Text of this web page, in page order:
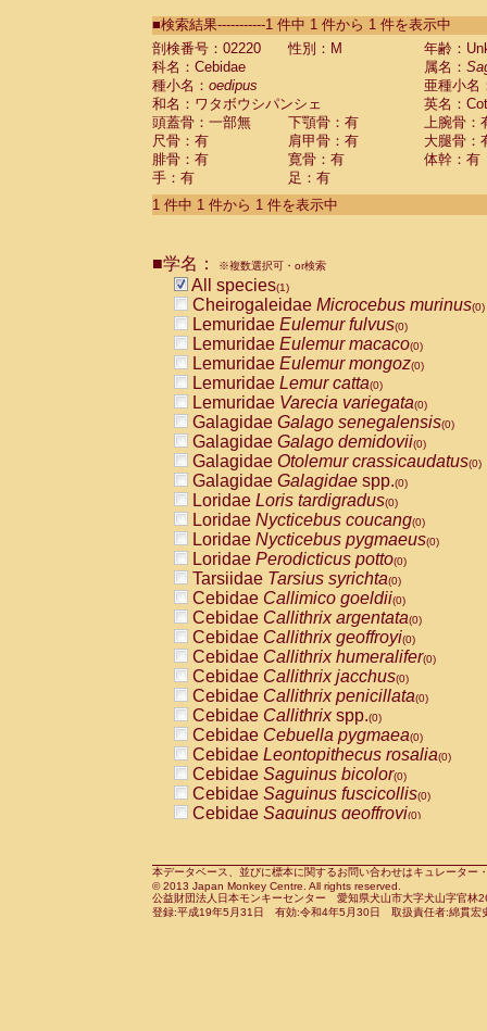
CebidaeSaguinus labiatus(0)
Cebidae Saguinus leucopus (0)
Cebidae
Cebidae
CebidaeSaguinus nigricollis (0)
Cebidae Saguinus oedipus
Cebidae Saguinus weddelli
Cebidae Saguinusspp.
Cebidae Aotus trivirgatus
Cebidae Cebus albifrons
CebidaeCebus nigrivittatus
CebidaeCebus
CebidaeSaimiri boliviensis(0)
CebidaeSaimiri sciureus(0)
AtelidaeAlouatta caraya(0)
AtelidaeAlouatta fusca(0)
AtelidaeAlouatta seniculus
AtelidaeAlouattaspp.(0)
AtelidaeAteles belzebuth(0)
AtelidaeAteles geoffroyi(0)
AtelidaeAteles paniscus(0)
AtelidaeAtelesspp.(0)
Atelidae Lagothrix lagothricha
AtelidaeLagothrix lagothricha cana
PitheciidaeCacajao calvus
PitheciidaeCallicebus cupreus
PitheciidaeCallicebus donacophilus
PitheciidaeCallicebus moloch
PitheciidaeCallicebus torquatus
PitheciidaeCallicebusspp.(0)
PitheciidaeChiropotes satanas(0)
PitheciidaePithecia monachus
PitheciidaePithecia pithecia(0)
CercopithecidaeCercocebus agilis
CercopithecidaeCercocebus
CercopithecidaeCercocebus
CercopithecidaeCercocebus
CercopithecidaeCercocebus
CercopithecidaeCercocebushybrid
CercopithecidaePapio anubis(0)
CercopithecidaePapio cynocephalus
CercopithecidaePapio hamadryas(0)
■検索結果-----------1 件中 1 件から 1 件を表示中
剖検番号：02220
性別：M
年齢：
科名：Cebidae
属名：
種小名： oedipus
亜種小名
和名：ワタボウシパンシェ
英名：
頭蓋骨：一部無
下顎骨：有
上腕骨：
尺骨：有
肩甲骨：有
大腿骨：
腓骨：有
寛骨：有
体幹：有
手：有
足：有
1 件中 1 件から 1 件を表示中
■学名： ※複数選択可・or検索
All species(1)
Cheirogaleidae Microcebus murinus(0)
Lemuridae Eulemur fulvus(0)
Lemuridae Eulemur macaco(0)
Lemuridae Eulemur mongoz(0)
Lemuridae Lemur catta(0)
Lemuridae Varecia variegata(0)
Galagidae Galago senegalensis(0)
Galagidae Galago demidovii(0)
Galagidae Otolemur crassicaudatus(0)
Galagidae Galagidae spp.(0)
Loridae Loris tardigradus(0)
Loridae Nycticebus coucang(0)
Loridae Nycticebus pygmaeus(0)
Loridae Perodicticus potto(0)
Tarsiidae Tarsius syrichta(0)
Cebidae Callimico goeldii(0)
Cebidae Callithrix argentata(0)
Cebidae Callithrix geoffroyi(0)
Cebidae Callithrix humeralifer(0)
Cebidae Callithrix jacchus(0)
Cebidae Callithrix penicillata(0)
Cebidae Callithrixspp.(0)
Cebidae Cebuella pygmaea(0)
Cebidae Leontopithecus rosalia(0)
Cebidae Saguinus bicolor(0)
Cebidae Saguinus fuscicollis(0)
Cebidae Saguinus geoffroyi(0)
CebidaeSaguinus leucopus(0)
CebidaeSaguinus midas(0)
Cebidae Saguinus mystax(0)
本データベース、並びに標本に関するお問い合わせはキュレータ
© 2013 Japan Monkey Centre. All rights reserved.
公益財団法人日本モンキーセンター 愛知県犬山市大字犬山字官
登録:平成19年5月31日 有効:令和4年5月30日 取扱責任者:綿貫宏